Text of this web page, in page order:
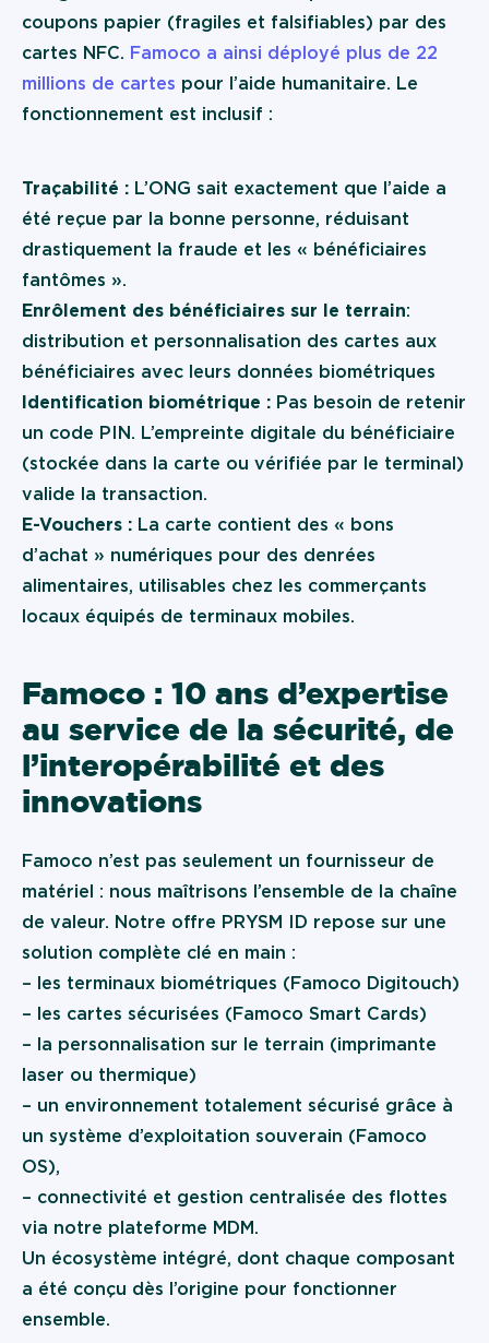
coupons papier (fragiles et falsifiables) par des
cartes NFC. Famoco a ainsi déployé plus de 22
millions de cartes pour l’aide humanitaire. Le
fonctionnement est inclusif :
Traçabilité : L’ONG sait exactement que l’aide a
été reçue par la bonne personne, réduisant
drastiquement la fraude et les « bénéficiaires
fantômes ».
Enrôlement des bénéficiaires sur le terrain:
distribution et personnalisation des cartes aux
bénéficiaires avec leurs données biométriques
Identification biométrique : Pas besoin de retenir
un code PIN. L’empreinte digitale du bénéficiaire
(stockée dans la carte ou vérifiée par le terminal)
valide la transaction.
E-Vouchers : La carte contient des « bons
d’achat » numériques pour des denrées
alimentaires, utilisables chez les commerçants
locaux équipés de terminaux mobiles.
Famoco : 10 ans d’expertise
au service de la sécurité, de
l’interopérabilité et des
innovations
Famoco n’est pas seulement un fournisseur de
matériel : nous maîtrisons l’ensemble de la chaîne
de valeur. Notre offre PRYSM ID repose sur une
solution complète clé en main :
– les terminaux biométriques (Famoco Digitouch)
– les cartes sécurisées (Famoco Smart Cards)
– la personnalisation sur le terrain (imprimante
laser ou thermique)
– un environnement totalement sécurisé grâce à
un système d’exploitation souverain (Famoco
OS),
– connectivité et gestion centralisée des flottes
via notre plateforme MDM.
Un écosystème intégré, dont chaque composant
a été conçu dès l’origine pour fonctionner
ensemble.